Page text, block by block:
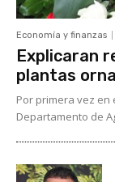
Economía y finanzas
Explicaran
plantas
Por primera vez
Departamento de